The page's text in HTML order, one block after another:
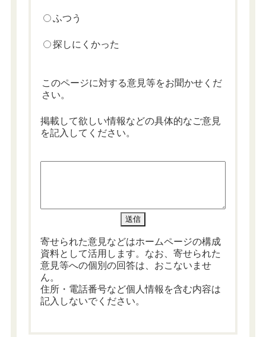
ふつう
探しにくかった
このページに対する意見等をお聞かせくだ
さい。
掲載して欲しい情報などの具体的なご意見
を記入してください。
寄せられた意見などはホームページの構成
資料として活用します。なお、寄せられた
意見等への個別の回答は、おこないませ
ん。
住所・電話番号など個人情報を含む内容は
記入しないでください。